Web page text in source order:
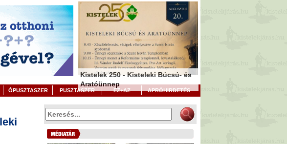
Ovisoknak szervezték a Figura
tánctábort Kisteleken
Kistelek 250 - Kisteleki Búcsú- és
Aratóünnep
Citeraszóval indult a
hagyományos népzenei találkozó
ÓPUSZTASZER PUSZTASZER EZ+AZ APRÓHIRDETÉS